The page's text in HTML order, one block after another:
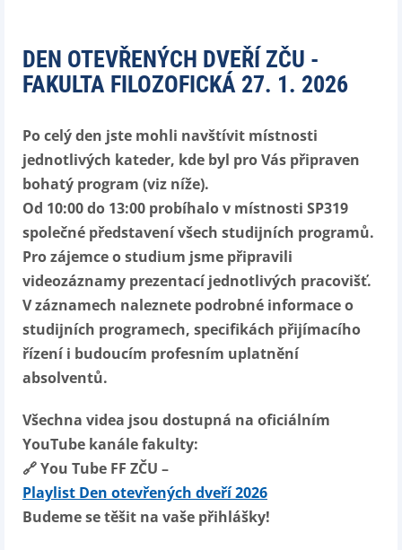
DEN OTEVŘENÝCH DVEŘÍ ZČU -
FAKULTA FILOZOFICKÁ 27. 1. 2026
Po celý den jste mohli navštívit místnosti
jednotlivých kateder, kde byl pro Vás připraven
bohatý program (viz níže).
Od 10:00 do 13:00 probíhalo v místnosti SP319
společné představení všech studijních programů.
Pro zájemce o studium jsme připravili
videozáznamy prezentací jednotlivých pracovišť.
V záznamech naleznete podrobné informace o
studijních programech, specifikách přijímacího
řízení i budoucím profesním uplatnění
absolventů.
Všechna videa jsou dostupná na oficiálním
YouTube kanále fakulty:
🔗 You Tube FF ZČU –
Playlist Den otevřených dveří 2026
Budeme se těšit na vaše přihlášky!